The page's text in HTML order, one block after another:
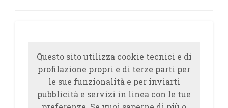
Questo sito utilizza cookie tecnici e di
profilazione propri e di terze parti per
le sue funzionalità e per inviarti
pubblicità e servizi in linea con le tue